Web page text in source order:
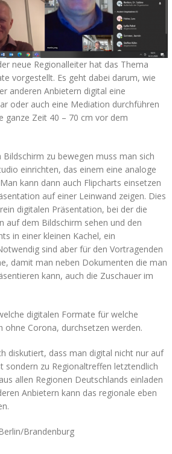
neue Regionalleiter hat das Thema
vorgestellt. Es geht dabei darum, wie
anderen Anbietern digital eine
oder auch eine Mediation durchführen
ganze Zeit 40 – 70 cm vor dem
zu bewegen muss man sich
einrichten, das einem eine analoge
kann dann auch Flipcharts einsetzen
auf einer Leinwand zeigen. Dies
digitalen Präsentation, bei der die
auf dem Bildschirm sehen und den
in einer kleinen Kachel, ein
sind aber für den Vortragenden
damit man neben Dokumenten die man
kann, auch die Zuschauer im
digitalen Formate für welche
ohne Corona, durchsetzen werden.
diskutiert, dass man digital nicht nur auf
sondern zu Regionaltreffen letztendlich
allen Regionen Deutschlands einladen
Anbietern kann das regionale eben
Brandenburg